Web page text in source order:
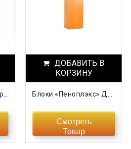
ДОБАВИТЬ В
КОРЗИНУ
Смотреть
Товар